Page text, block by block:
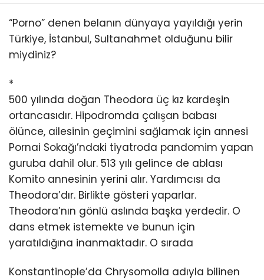
“Porno” denen belanın dünyaya yayıldığı yerin
Türkiye, İstanbul, Sultanahmet olduğunu bilir
miydiniz?
*
500 yılında doğan Theodora üç kız kardeşin
ortancasıdır. Hipodromda çalışan babası
ölünce, ailesinin geçimini sağlamak için annesi
Pornai Sokağı’ndaki tiyatroda pandomim yapan
guruba dahil olur. 513 yılı gelince de ablası
Komito annesinin yerini alır. Yardımcısı da
Theodora’dır. Birlikte gösteri yaparlar.
Theodora’nın gönlü aslında başka yerdedir. O
dans etmek istemekte ve bunun için
yaratıldığına inanmaktadır. O sırada
Konstantinople’da Chrysomolla adıyla bilinen